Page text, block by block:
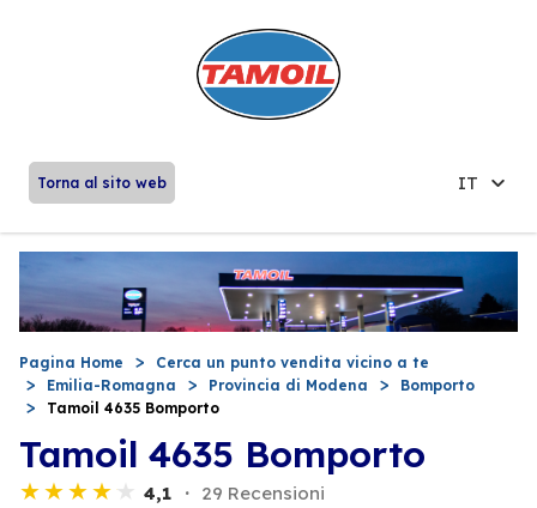
Torna al sito web IT
Pagina Home
Cerca un punto vendita vicino a te
Emilia-Romagna
Provincia di Modena
Bomporto
Tamoil 4635 Bomporto
Tamoil 4635 Bomporto
4,1 29 Recensioni